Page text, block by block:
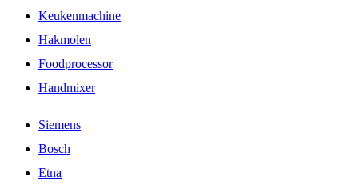
Keukenmachine
Hakmolen
Foodprocessor
Handmixer
Siemens
Bosch
Etna